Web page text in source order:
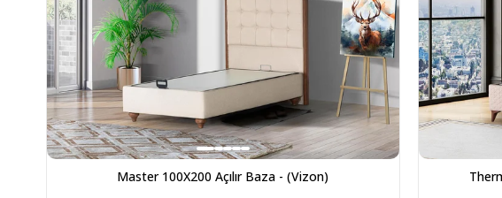
Master 100X200 Açılır Baza - (Vizon)